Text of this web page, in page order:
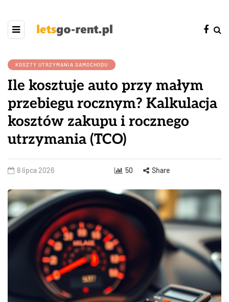
KOSZTY UTRZYMANIA SAMOCHODU
Ile kosztuje auto przy małym
przebiegu rocznym? Kalkulacja
kosztów zakupu i rocznego
utrzymania (TCO)
8 lipca 2026 50 Share